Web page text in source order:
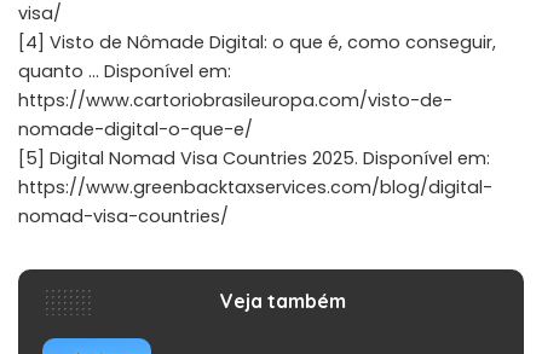
visa/
[4] Visto de Nômade Digital: o que é, como conseguir,
quanto … Disponível em:
https://www.cartoriobrasileuropa.com/visto-de-
nomade-digital-o-que-e/
[5] Digital Nomad Visa Countries 2025. Disponível em:
https://www.greenbacktaxservices.com/blog/digital-
nomad-visa-countries/
Veja também